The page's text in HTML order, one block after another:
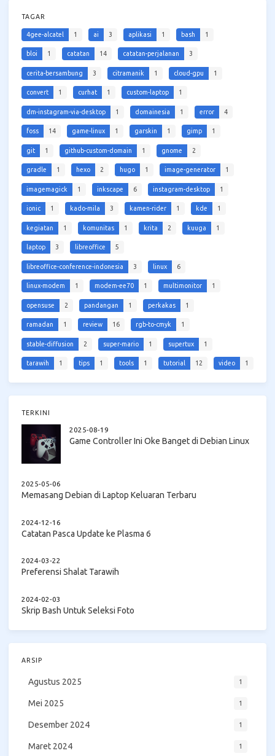
TAGAR
4gee-alcatel 1 ai 3 aplikasi 1 bash 1
bloi 1 catatan 14 catatan-perjalanan 3
cerita-bersambung 3 citramanik 1 cloud-gpu 1
convert 1 curhat 1 custom-laptop 1
dm-instagram-via-desktop 1 domainesia 1 error 4
foss 14 game-linux 1 garskin 1 gimp 1
git 1 github-custom-domain 1 gnome 2
gradle 1 hexo 2 hugo 1 image-generator 1
imagemagick 1 inkscape 6 instagram-desktop 1
ionic 1 kado-mila 3 kamen-rider 1 kde 1
kegiatan 1 komunitas 1 krita 2 kuuga 1
laptop 3 libreoffice 5
libreoffice-conference-indonesia 3 linux 6
linux-modem 1 modem-ee70 1 multimonitor 1
opensuse 2 pandangan 1 perkakas 1
ramadan 1 review 16 rgb-to-cmyk 1
stable-diffusion 2 super-mario 1 supertux 1
tarawih 1 tips 1 tools 1 tutorial 12 video 1
TERKINI
2025-08-19
Game Controller Ini Oke Banget di Debian Linux
2025-05-06
Memasang Debian di Laptop Keluaran Terbaru
2024-12-16
Catatan Pasca Update ke Plasma 6
2024-03-22
Preferensi Shalat Tarawih
2024-02-03
Skrip Bash Untuk Seleksi Foto
ARSIP
Agustus 2025 1
Mei 2025 1
Desember 2024 1
Maret 2024 1